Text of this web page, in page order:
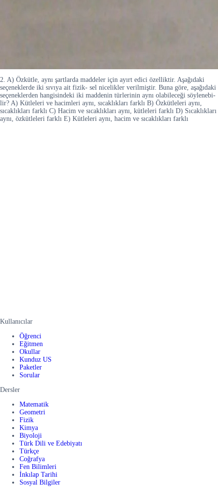
2. A) Özkütle, aynı şartlarda maddeler için ayırt edici özelliktir. Aşağıdaki
seçeneklerde iki sıvıya ait fizik- sel nicelikler verilmiştir. Buna göre, aşağıdaki
seçeneklerden hangisindeki iki maddenin türlerinin aynı olabileceği söylenebi-
lir? A) Kütleleri ve hacimleri aynı, sıcaklıkları farklı B) Özkütleleri aynı,
sıcaklıkları farklı C) Hacim ve sıcaklıkları aynı, kütleleri farklı D) Sıcaklıkları
aynı, özkütleleri farklı E) Kütleleri aynı, hacim ve sıcaklıkları farklı
Kullanıcılar
Öğrenci
Eğitmen
Okullar
Kunduz US
Paketler
Sorular
Dersler
Matematik
Geometri
Fizik
Kimya
Biyoloji
Türk Dili ve Edebiyatı
Türkçe
Coğrafya
Fen Bilimleri
İnkılap Tarihi
Sosyal Bilgiler